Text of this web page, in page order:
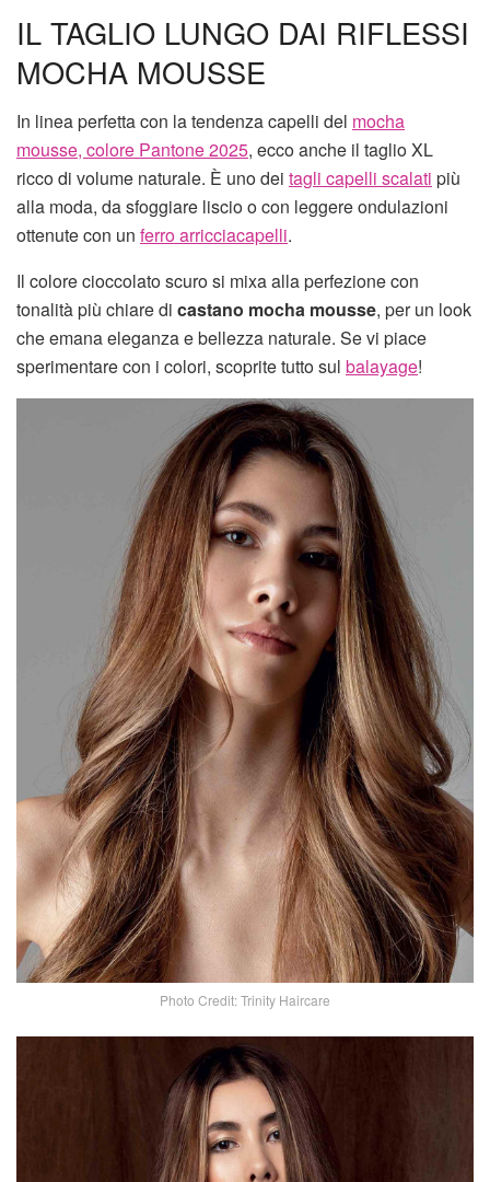
IL TAGLIO LUNGO DAI RIFLESSI
MOCHA MOUSSE
In linea perfetta con la tendenza capelli del mocha
mousse, colore Pantone 2025, ecco anche il taglio XL
ricco di volume naturale. È uno dei tagli capelli scalati più
alla moda, da sfoggiare liscio o con leggere ondulazioni
ottenute con un ferro arricciacapelli.
Il colore cioccolato scuro si mixa alla perfezione con
tonalità più chiare di castano mocha mousse, per un look
che emana eleganza e bellezza naturale. Se vi piace
sperimentare con i colori, scoprite tutto sul balayage!
Photo Credit: Trinity Haircare